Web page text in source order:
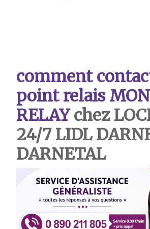
comment
point relais
RELAYchez
24/7 LIDL
DARNETAL